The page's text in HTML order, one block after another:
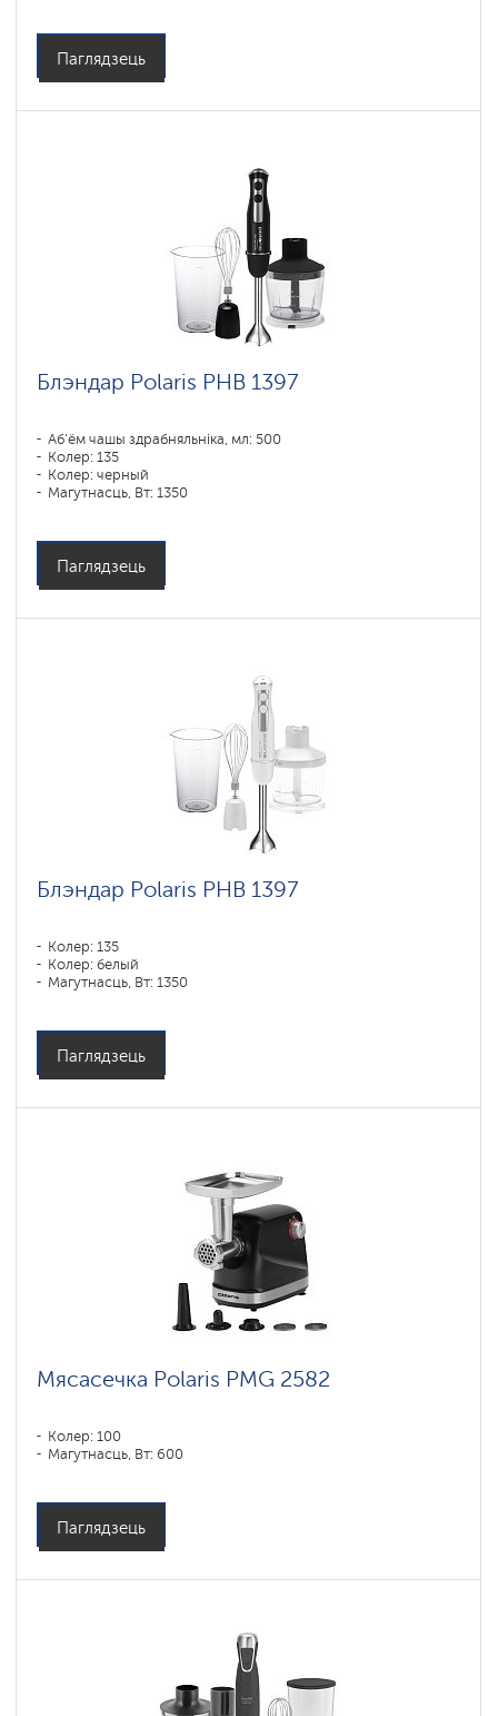
Паглядзець
Блэндар Polaris PHB 1397
Аб'ём чашы здрабняльніка, мл: 500
Колер: 135
Колер: черный
Магутнасць, Вт: 1350
Паглядзець
Блэндар Polaris PHB 1397
Колер: 135
Колер: белый
Магутнасць, Вт: 1350
Паглядзець
Мясасечка Polaris PMG 2582
Колер: 100
Магутнасць, Вт: 600
Паглядзець